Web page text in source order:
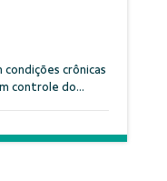
crônicas
controle do...